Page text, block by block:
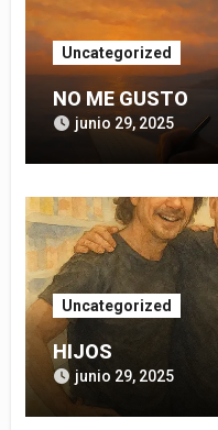
Uncategorized
NO ME GUSTO
junio 29, 2025
Uncategorized
HIJOS
junio 29, 2025